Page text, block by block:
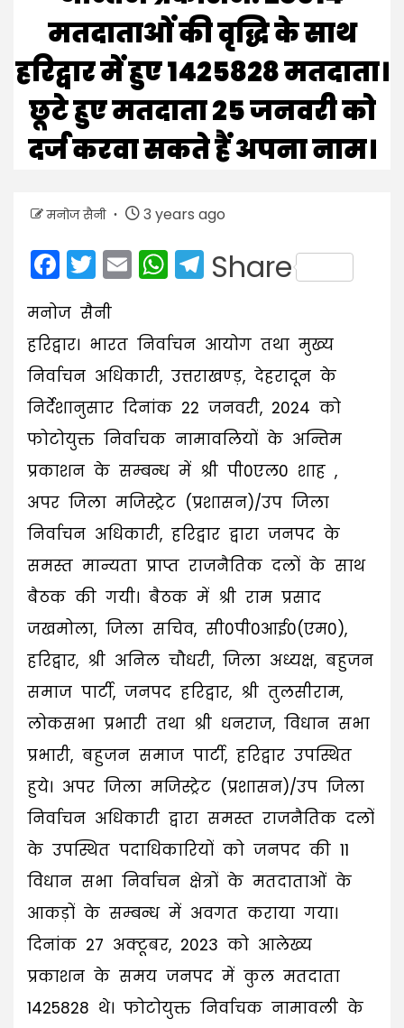
मतदाताओं की वृद्धि के साथ
हरिद्वार में हुए 1425828 मतदाता।
छूटे हुए मतदाता 25 जनवरी को
दर्ज करवा सकते हैं अपना नाम।
मनोज सैनी 3 years ago
Facebook
Twitter
EmailWhatsApp
Telegram
Share
मनोज सैनी
हरिद्वार। भारत निर्वाचन आयोग तथा मुख्य
निर्वाचन अधिकारी, उत्तराखण्ड़, देहरादून के
निर्देशानुसार दिनांक 22 जनवरी, 2024 को
फोटोयुक्त निर्वाचक नामावलियों के अन्तिम
प्रकाशन के सम्बन्ध में श्री पी0एल0 शाह ,
अपर जिला मजिस्ट्रेट (प्रशासन)/उप जिला
निर्वाचन अधिकारी, हरिद्वार द्वारा जनपद के
समस्त मान्यता प्राप्त राजनैतिक दलों के साथ
बैठक की गयी। बैठक में श्री राम प्रसाद
जखमोला, जिला सचिव, सी0पी0आई0(एम0),
हरिद्वार, श्री अनिल चौधरी, जिला अध्यक्ष, बहुजन
समाज पार्टी, जनपद हरिद्वार, श्री तुलसीराम,
लोकसभा प्रभारी तथा श्री धनराज, विधान सभा
प्रभारी, बहुजन समाज पार्टी, हरिद्वार उपस्थित
हुये। अपर जिला मजिस्ट्रेट (प्रशासन)/उप जिला
निर्वाचन अधिकारी द्वारा समस्त राजनैतिक दलों
के उपस्थित पदाधिकारियों को जनपद की 11
विधान सभा निर्वाचन क्षेत्रों के मतदाताओं के
आकड़ों के सम्बन्ध में अवगत कराया गया।
दिनांक 27 अक्टूबर, 2023 को आलेख्य
प्रकाशन के समय जनपद में कुल मतदाता
1425828 थे। फोटोयुक्त निर्वाचक नामावली के